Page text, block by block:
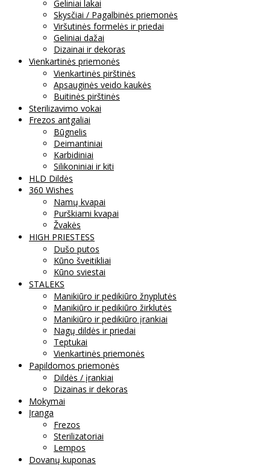
Geliniai lakai
Skysčiai / Pagalbinės priemonės
Viršutinės formelės ir priedai
Geliniai dažai
Dizainai ir dekoras
Vienkartinės priemonės
Vienkartinės pirštinės
Apsauginės veido kaukės
Buitinės pirštinės
Sterilizavimo vokai
Frezos antgaliai
Būgnelis
Deimantiniai
Karbidiniai
Silikoniniai ir kiti
HLD Dildės
360 Wishes
Namų kvapai
Purškiami kvapai
Žvakės
HIGH PRIESTESS
Dušo putos
Kūno šveitikliai
Kūno sviestai
STALEKS
Manikiūro ir pedikiūro žnyplutės
Manikiūro ir pedikiūro žirklutės
Manikiūro ir pedikiūro įrankiai
Nagų dildės ir priedai
Teptukai
Vienkartinės priemonės
Papildomos priemonės
Dildės / įrankiai
Dizainas ir dekoras
Mokymai
Įranga
Frezos
Sterilizatoriai
Lempos
Dovanų kuponas